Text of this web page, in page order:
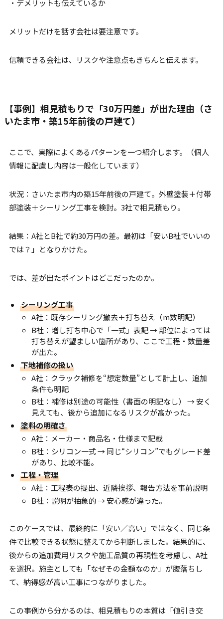
・デメリットも伝えているか
メリットだけを話す会社は要注意です。
信頼できる会社は、リスクや注意点もきちんと伝えます。
【事例】相見積もりで「30万円差」が出た理由（さ
いたま市・築15年前後の戸建て）
ここで、実際によくあるパターンを一つ紹介します。（個人
情報に配慮し内容は一般化しています）
状況：さいたま市内の築15年前後の戸建て。外壁塗装＋付帯
部塗装＋シーリング工事を検討。3社で相見積もり。
結果：A社とB社で約30万円の差。最初は「安いB社でいいの
では？」となりかけた。
では、差が出たポイントはどこだったのか。
シーリング工事
A社：既存シーリング撤去＋打ち替え（m数明記）
B社：増し打ち中心で「一式」表記 → 部位によっては
打ち替えが望ましい箇所があり、ここで工程・数量差
が出た。
下地補修の扱い
A社：クラック補修を“想定数量”として計上し、追加
条件も明記
B社：補修は別途の可能性（書面の明記なし） → 安く
見えても、後から追加になるリスクが高かった。
塗料の明確さ
A社：メーカー・商品名・仕様まで記載
B社：シリコン一式 → 同じ“シリコン”でもグレード差
があり、比較不能。
工程・管理
A社：工程表の提出、近隣挨拶、報告方法を事前説明
B社：説明が抽象的 → 安心感が違った。
このケースでは、最終的に「安い／高い」ではなく、同じ条
件で比較できる状態に整えてから判断しました。結果的に、
後からの追加費用リスクや施工品質の再現性を考慮し、A社
を選択。施主としても「なぜその金額なのか」が腹落ちし
て、納得感が高い工事につながりました。
この事例から分かるのは、相見積もりの本質は「値引き交